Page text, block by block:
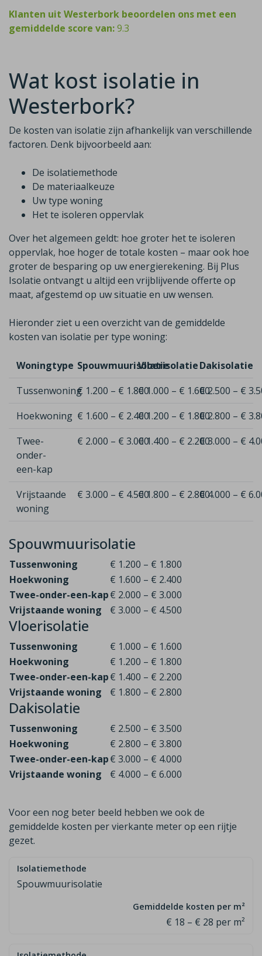
Klanten uit Westerbork beoordelen ons met een
gemiddelde score van:9.3
Wat kost isolatie in
Westerbork?
De kosten van isolatie zijn afhankelijk van verschillende
factoren. Denk bijvoorbeeld aan:
De isolatiemethode
De materiaalkeuze
Uw type woning
Het te isoleren oppervlak
Over het algemeen geldt: hoe groter het te isoleren
oppervlak, hoe hoger de totale kosten – maar ook hoe
groter de besparing op uw energierekening. Bij Plus
Isolatie ontvangt u altijd een vrijblijvende offerte op
maat, afgestemd op uw situatie en uw wensen.
Hieronder ziet u een overzicht van de gemiddelde
kosten van isolatie per type woning:
Woningtype SpouwmuurisolatieVloerisolatieDakisolatie
Tussenwoning€ 1.200 – € 1.800€ 1.000 – € 1.600€ 2.500 – €
Hoekwoning € 1.600 – € 2.400€ 1.200 – € 1.800€ 2.800 – €
Twee-
onder-
een-kap
€ 2.000 – € 3.000€ 1.400 – € 2.200€ 3.000 – €
Vrijstaande
woning
€ 3.000 – € 4.500€ 1.800 – € 2.800€ 4.000 – €
Spouwmuurisolatie
Tussenwoning
€ 1.200 – € 1.800
Hoekwoning
€ 1.600 – € 2.400
Twee-onder-een-kap€ 2.000 – € 3.000
Vrijstaande woning
€ 3.000 – € 4.500
Vloerisolatie
Tussenwoning
€ 1.000 – € 1.600
Hoekwoning
€ 1.200 – € 1.800
Twee-onder-een-kap€ 1.400 – € 2.200
Vrijstaande woning
€ 1.800 – € 2.800
Dakisolatie
Tussenwoning
€ 2.500 – € 3.500
Hoekwoning
€ 2.800 – € 3.800
Twee-onder-een-kap€ 3.000 – € 4.000
Vrijstaande woning
€ 4.000 – € 6.000
Voor een nog beter beeld hebben we ook de
gemiddelde kosten per vierkante meter op een rijtje
gezet.
Spouwmuurisolatie
€ 18 – € 28 per m²